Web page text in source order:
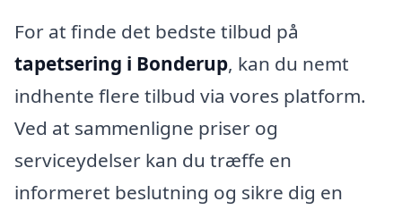
For at finde det bedste tilbud på
tapetsering i Bonderup, kan du nemt
indhente flere tilbud via vores platform.
Ved at sammenligne priser og
serviceydelser kan du træffe en
informeret beslutning og sikre dig en